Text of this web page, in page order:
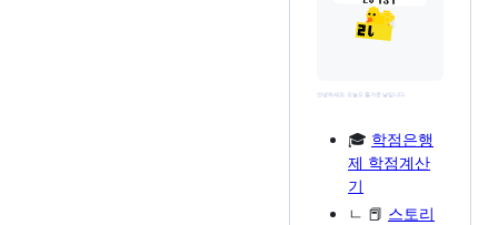
🎓 학점은행
제 학점계산
기
ㄴ 📕 스토리